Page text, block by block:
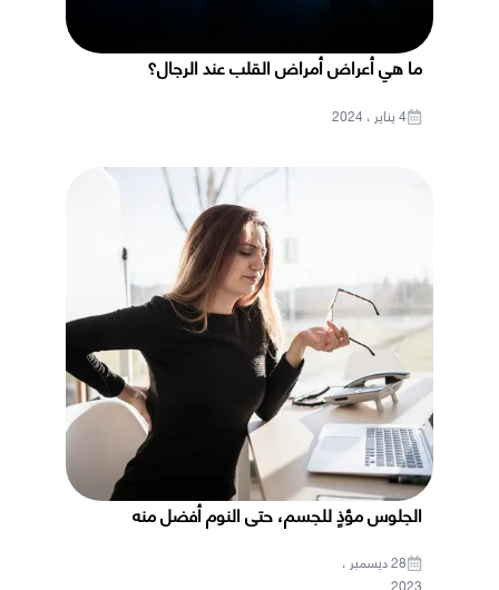
ما هي أعراض أمراض القلب عند الرجال؟
4 يناير ، 2024
الجلوس مؤذٍ للجسم، حتى النوم أفضل منه
28 ديسمبر ،